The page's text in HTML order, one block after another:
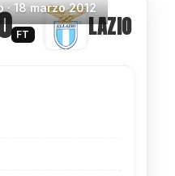
·18 marzo 2012
FT LAZIO